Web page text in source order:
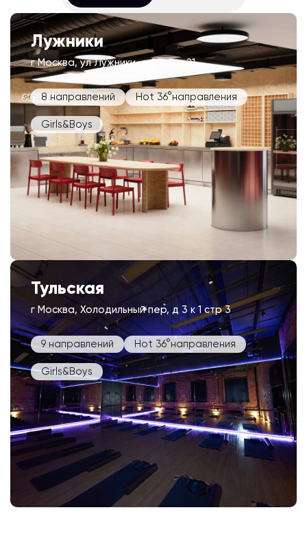
Лужники
г Москва, ул Лужники, д 24 стр 21
8 направлений Hot 36°направления
Girls&Boys
Тульская
г Москва, Холодильный пер, д 3 к 1 стр 3
9 направлений Hot 36°направления
Girls&Boys